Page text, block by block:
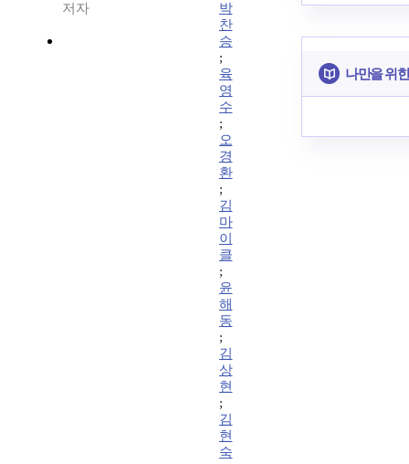
저자
박
찬
승
;
육
영
수
;
오
경
환
;
김
마
이
클
;
윤
해
동
;
김
상
현
;
김
현
숙
나만을 위